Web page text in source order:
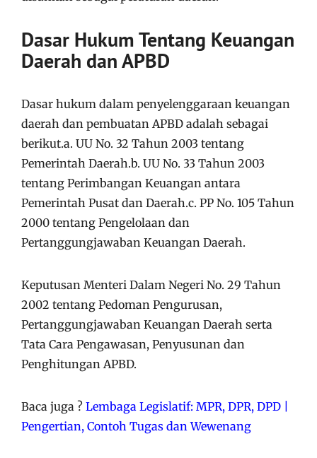
Dasar Hukum Tentang Keuangan
Daerah dan APBD
Dasar hukum dalam penyelenggaraan keuangan
daerah dan pembuatan APBD adalah sebagai
berikut.a. UU No. 32 Tahun 2003 tentang
Pemerintah Daerah.b. UU No. 33 Tahun 2003
tentang Perimbangan Keuangan antara
Pemerintah Pusat dan Daerah.c. PP No. 105 Tahun
2000 tentang Pengelolaan dan
Pertanggungjawaban Keuangan Daerah.
Keputusan Menteri Dalam Negeri No. 29 Tahun
2002 tentang Pedoman Pengurusan,
Pertanggungjawaban Keuangan Daerah serta
Tata Cara Pengawasan, Penyusunan dan
Penghitungan APBD.
Baca juga ? Lembaga Legislatif: MPR, DPR, DPD |
Pengertian, Contoh Tugas dan Wewenang